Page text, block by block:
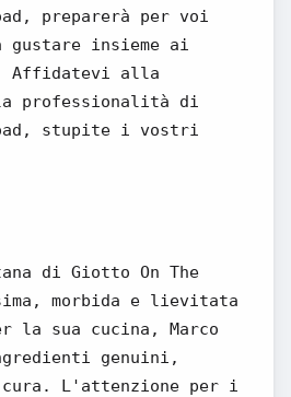
preparerà per voi
insieme ai
alla
professionalità di
stupite i vostri
di Giotto On The
morbida e lievitata
la sua cucina, Marco
genuini,
L'attenzione per i